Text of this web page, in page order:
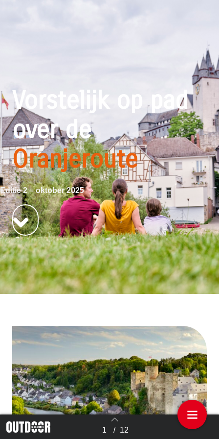
Terug naar overzicht 1 / 12
Vorstelijk op pad
over de
Oranjeroute
Editie 2 – oktober 2025